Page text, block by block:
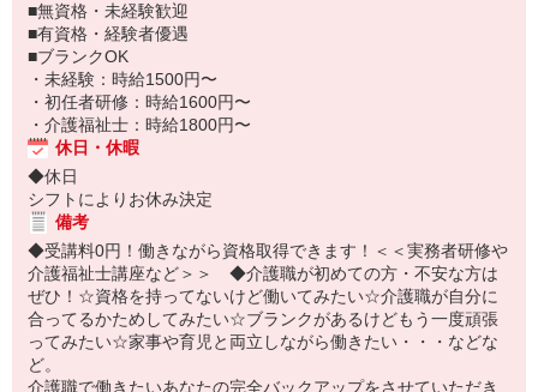
■無資格・未経験歓迎
■有資格・経験者優遇
■ブランクOK
・未経験：時給1500円〜
・初任者研修：時給1600円〜
・介護福祉士：時給1800円〜
休日・休暇
◆休日
シフトによりお休み決定
備考
◆受講料0円！働きながら資格取得できます！＜＜実務者研修や
介護福祉士講座など＞＞ ◆介護職が初めての方・不安な方は
ぜひ！☆資格を持ってないけど働いてみたい☆介護職が自分に
合ってるかためしてみたい☆ブランクがあるけどもう一度頑張
ってみたい☆家事や育児と両立しながら働きたい・・・などな
ど。
介護職で働きたいあなたの完全バックアップをさせていただき